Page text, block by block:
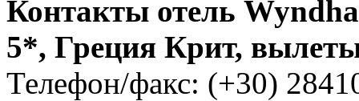
Контакты отель
5*, Греция Крит,
Телефон/факс: (+30)